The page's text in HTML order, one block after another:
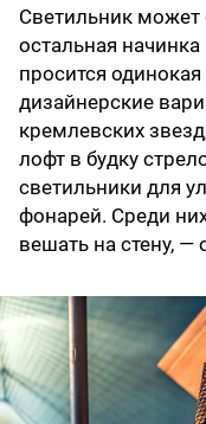
Светильник может
остальная
просится
дизайнерские
кремлевских
лофт в будку
светильники для
фонарей. Среди
вешать на стену, —